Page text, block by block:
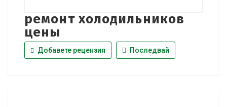
ремонт холодильников
цены
Добавете рецензия Последвай